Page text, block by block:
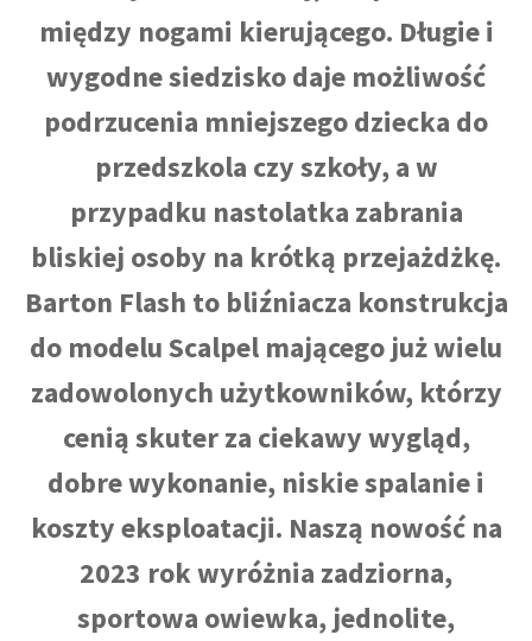
między nogami kierującego. Długie i
wygodne siedzisko daje możliwość
podrzucenia mniejszego dziecka do
przedszkola czy szkoły, a w
przypadku nastolatka zabrania
bliskiej osoby na krótką przejażdżkę.
Barton Flash to bliźniacza konstrukcja
do modelu Scalpel mającego już wielu
zadowolonych użytkowników, którzy
cenią skuter za ciekawy wygląd,
dobre wykonanie, niskie spalanie i
koszty eksploatacji. Naszą nowość na
2023 rok wyróżnia zadziorna,
sportowa owiewka, jednolite,